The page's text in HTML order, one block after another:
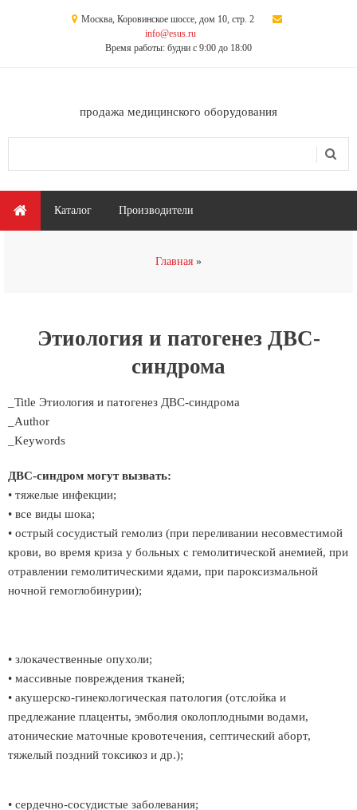
Москва, Коровинское шоссе, дом 10, стр. 2
info@esus.ru
Время работы: будни с 9:00 до 18:00
продажа медицинского оборудования
Главное меню
Каталог Производители
Главная
Этиология и патогенез ДВС-
синдрома
_Title Этиология и патогенез ДВС-синдрома
_Author
_Keywords
ДВС-синдром могут вызвать:
• тяжелые инфекции;
• все виды шока;
• острый сосудистый гемолиз (при переливании несовместимой
крови, во время криза у больных с гемолитической анемией, при
отравлении гемолитическими ядами, при пароксизмальной
ночной гемоглобинурии);
• злокачественные опухоли;
• массивные повреждения тканей;
• акушерско-гинекологическая патология (отслойка и
предлежание плаценты, эмболия околоплодными водами,
атонические маточные кровотечения, септический аборт,
тяжелый поздний токсикоз и др.);
• сердечно-сосудистые заболевания;